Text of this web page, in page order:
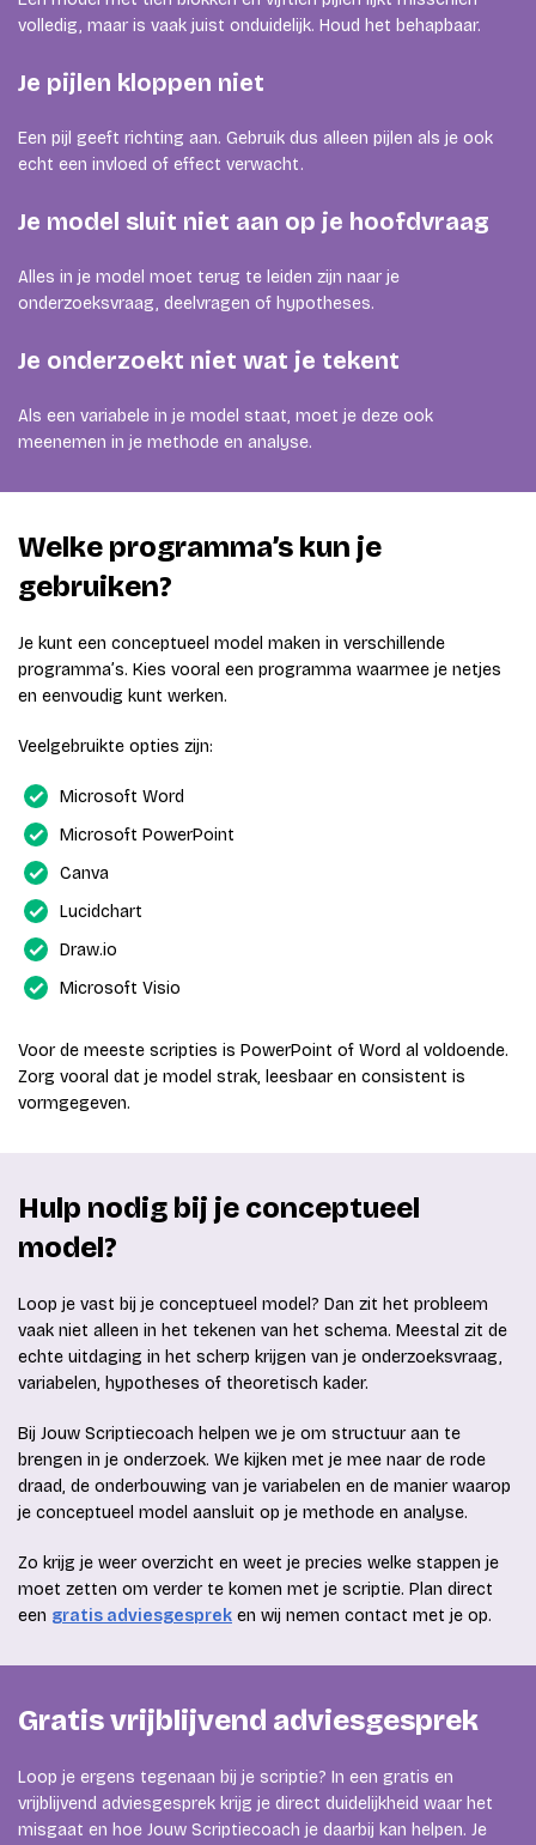
volledig, maar is vaak juist onduidelijk. Houd het behapbaar.
Je pijlen kloppen niet
Een pijl geeft richting aan. Gebruik dus alleen pijlen als je ook
echt een invloed of effect verwacht.
Je model sluit niet aan op je hoofdvraag
Alles in je model moet terug te leiden zijn naar je
onderzoeksvraag, deelvragen of hypotheses.
Je onderzoekt niet wat je tekent
Als een variabele in je model staat, moet je deze ook
meenemen in je methode en analyse.
Welke programma’s kun je
gebruiken?
Je kunt een conceptueel model maken in verschillende
programma’s. Kies vooral een programma waarmee je netjes
en eenvoudig kunt werken.
Veelgebruikte opties zijn:
Microsoft Word
Microsoft PowerPoint
Canva
Lucidchart
Draw.io
Microsoft Visio
Voor de meeste scripties is PowerPoint of Word al voldoende.
Zorg vooral dat je model strak, leesbaar en consistent is
vormgegeven.
Hulp nodig bij je conceptueel
model?
Loop je vast bij je conceptueel model? Dan zit het probleem
vaak niet alleen in het tekenen van het schema. Meestal zit de
echte uitdaging in het scherp krijgen van je onderzoeksvraag,
variabelen, hypotheses of theoretisch kader.
Bij Jouw Scriptiecoach helpen we je om structuur aan te
brengen in je onderzoek. We kijken met je mee naar de rode
draad, de onderbouwing van je variabelen en de manier waarop
je conceptueel model aansluit op je methode en analyse.
Zo krijg je weer overzicht en weet je precies welke stappen je
moet zetten om verder te komen met je scriptie. Plan direct
een gratis adviesgesprek en wij nemen contact met je op.
Gratis vrijblijvend adviesgesprek
Loop je ergens tegenaan bij je scriptie? In een gratis en
vrijblijvend adviesgesprek krijg je direct duidelijkheid waar het
misgaat en hoe Jouw Scriptiecoach je daarbij kan helpen. Je